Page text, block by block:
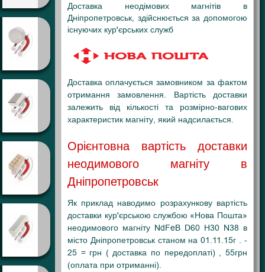
Доставка неодімових магнітів в
Дніпропетровськ, здійснюється за допомогою
існуючих кур'єрських служб
Доставка оплачується замовником за фактом
отримання замовлення. Вартість доставки
залежить від кількості та розмірно-вагових
характеристик магніту, який надсилається.
Орієнтовна вартість доставки
неодимового магніту в
Дніпропетровськ
Як приклад наводимо розрахункову вартість
доставки кур'єрською службою «Нова Пошта»
неодимового магніту NdFeB D60 H30 N38 в
місто Дніпропетровськ станом на 01.11.15г . -
25 = грн ( доставка по передоплаті) , 55грн
(оплата при отриманні).